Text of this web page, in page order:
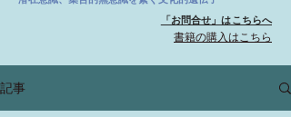
「お問合せ」はこちらへ
​書籍の購入はこちら
記事